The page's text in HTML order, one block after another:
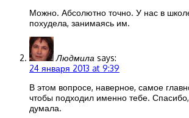
Можно. Абсолютно точно. У нас в
похудела, занимаясь им.
Людмила says:
24 января 2013 at 9:39
В этом вопросе, наверное, самое
чтобы подходил именно тебе.
думала.